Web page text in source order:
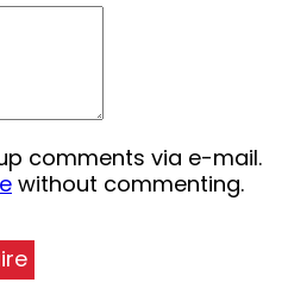
comments via e-mail.
without commenting.